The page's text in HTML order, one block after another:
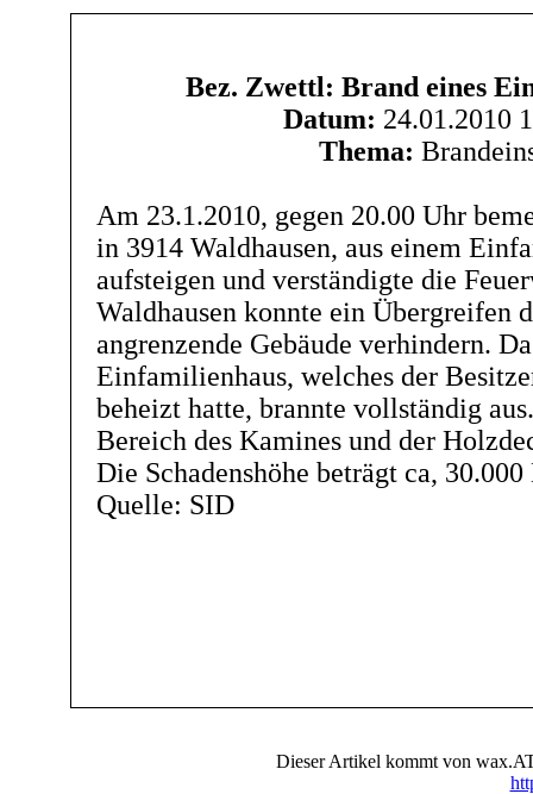
Bez. Zwettl: Brand eines
Datum: 24.01.2010
Thema:
Am 23.1.2010, gegen 20.00 Uhr
in 3914 Waldhausen, aus einem
aufsteigen und verständigte die
Waldhausen konnte ein Übergreifen
angrenzende Gebäude verhindern.
Einfamilienhaus, welches der
beheizt hatte, brannte vollständig
Bereich des Kamines und der
Die Schadenshöhe beträgt ca, 30.000
Quelle: SID
Dieser Artikel kommt von